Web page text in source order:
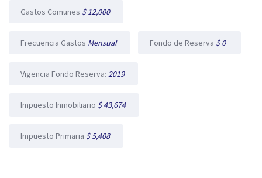
Gastos Comunes $ 12,000
Frecuencia Gastos Mensual Fondo de Reserva $ 0
Vigencia Fondo Reserva: 2019
Impuesto Inmobiliario $ 43,674
Impuesto Primaria $ 5,408